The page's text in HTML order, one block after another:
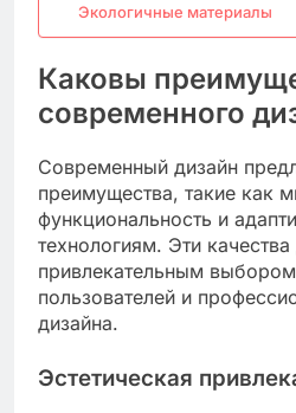
Экологичные материалы
Каковы
современного
Современный дизайн
преимущества, такие как
функциональность и
технологиям. Эти
привлекательным
пользователей и
дизайна.
Эстетическая